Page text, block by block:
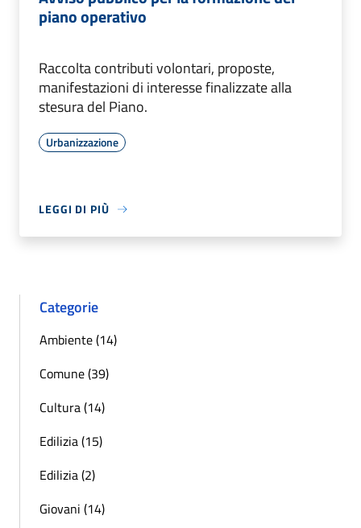
piano operativo
Raccolta contributi volontari, proposte,
manifestazioni di interesse finalizzate alla
stesura del Piano.
Urbanizzazione
LEGGI DI PIÙ
Categorie
Ambiente (14)
Comune (39)
Cultura (14)
Edilizia (15)
Edilizia (2)
Giovani (14)